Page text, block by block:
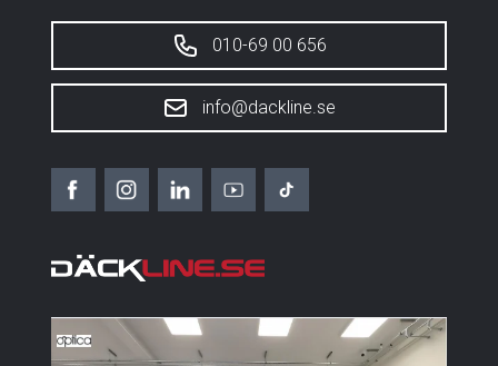
010-69 00 656
info@dackline.se